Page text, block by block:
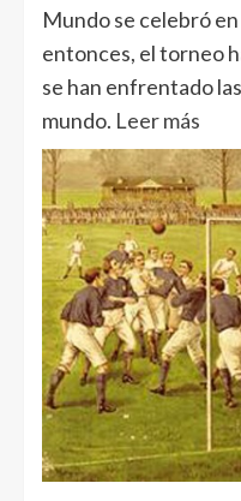
Mundo se celebró
entonces, el torneo
se han enfrentado
mundo. Leer más